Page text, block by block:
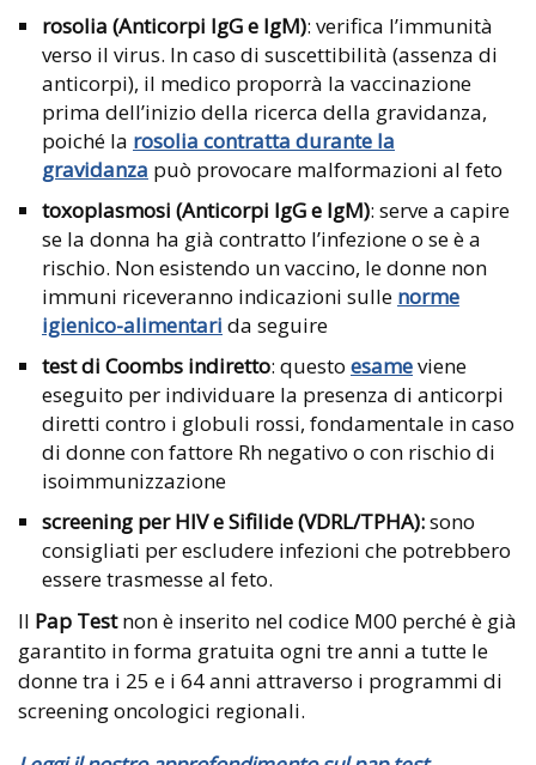
rosolia (Anticorpi IgG e IgM): verifica l’immunità
verso il virus. In caso di suscettibilità (assenza di
anticorpi), il medico proporrà la vaccinazione
prima dell’inizio della ricerca della gravidanza,
poiché la rosolia contratta durante la
gravidanza può provocare malformazioni al feto
toxoplasmosi (Anticorpi IgG e IgM): serve a capire
se la donna ha già contratto l’infezione o se è a
rischio. Non esistendo un vaccino, le donne non
immuni riceveranno indicazioni sulle norme
igienico-alimentari da seguire
test di Coombs indiretto: questo esameviene
eseguito per individuare la presenza di anticorpi
diretti contro i globuli rossi, fondamentale in caso
di donne con fattore Rh negativo o con rischio di
isoimmunizzazione
screening per HIV e Sifilide (VDRL/TPHA):sono
consigliati per escludere infezioni che potrebbero
essere trasmesse al feto.
Il Pap Testnon è inserito nel codice M00 perché è già
garantito in forma gratuita ogni tre anni a tutte le
donne tra i 25 e i 64 anni attraverso i programmi di
screening oncologici regionali.